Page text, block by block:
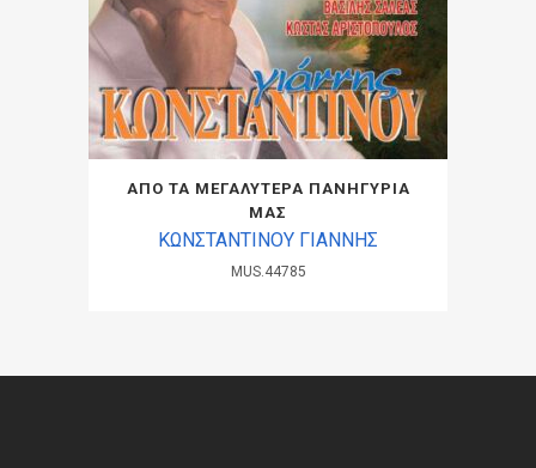
ΑΠΟ ΤΑ ΜΕΓΑΛΥΤΕΡΑ ΠΑΝΗΓΥΡΙΑ
ΜΑΣ
ΚΩΝΣΤΑΝΤΙΝΟΥ ΓΙΑΝΝΗΣ
MUS.44785